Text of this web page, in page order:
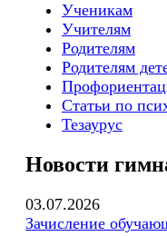
Ученикам
Учителям
Родителям
Родителям
Статьи по
Тезаурус
Новости
03.07.2026
Зачисление